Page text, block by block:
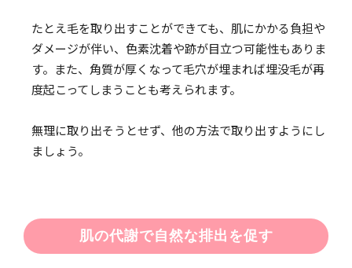
たとえ毛を取り出すことができても、肌にかかる負担や
ダメージが伴い、色素沈着や跡が目立つ可能性もありま
す。また、角質が厚くなって毛穴が埋まれば埋没毛が再
度起こってしまうことも考えられます。
無理に取り出そうとせず、他の方法で取り出すようにし
ましょう。
肌の代謝で自然な排出を促す